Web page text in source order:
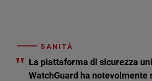
SANITÀ
" La piattaforma di sicurezza
WatchGuard ha